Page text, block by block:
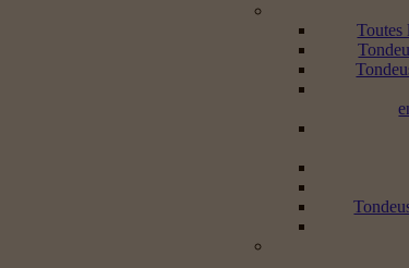
Toutes